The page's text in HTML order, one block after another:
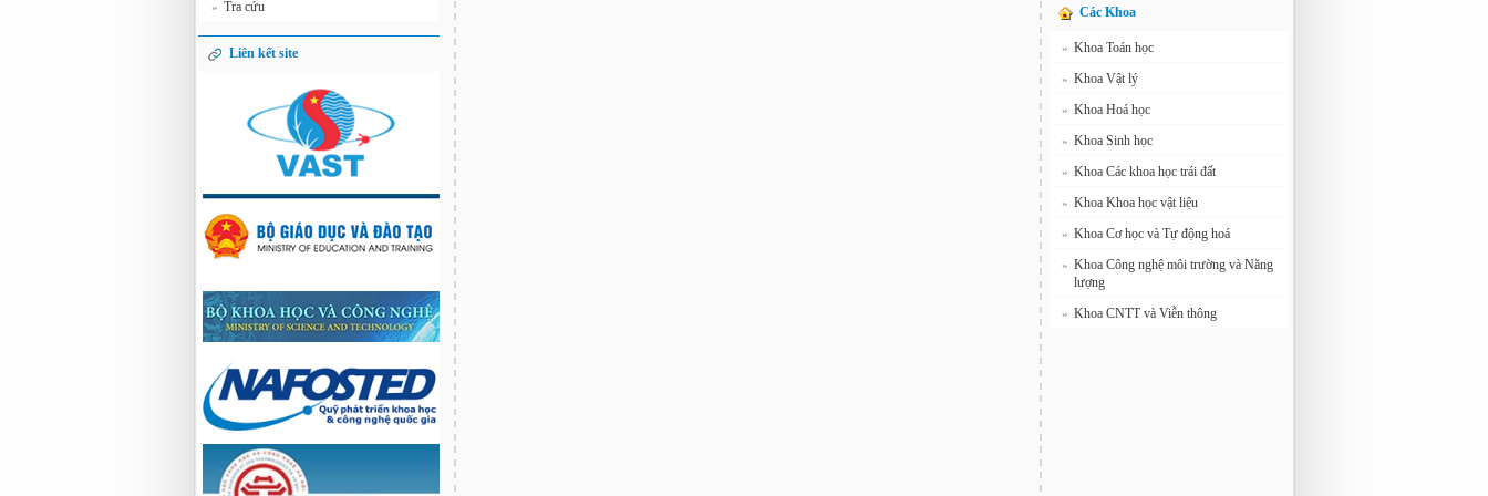
» Tra cứu
Liên kết site
Các Khoa
» Khoa Toán học
» Khoa Vật lý
» Khoa Hoá học
» Khoa Sinh học
» Khoa Các khoa học trái đất
» Khoa Khoa học vật liệu
» Khoa Cơ học và Tự động hoá
» Khoa Công nghệ môi trường và Năng
lượng
» Khoa CNTT và Viễn thông